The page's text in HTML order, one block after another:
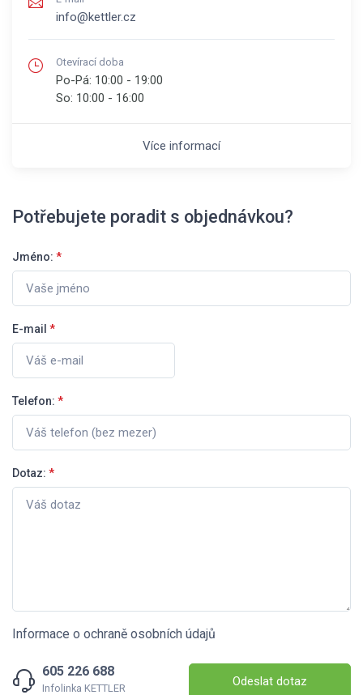
info@kettler.cz
Otevírací doba
Po-Pá: 10:00 - 19:00
So: 10:00 - 16:00
Více informací
Potřebujete poradit s objednávkou?
Jméno: *
E-mail *
Telefon: *
Dotaz: *
Informace o ochraně osobních údajů
605 226 688
Infolinka KETTLER Odeslat dotaz